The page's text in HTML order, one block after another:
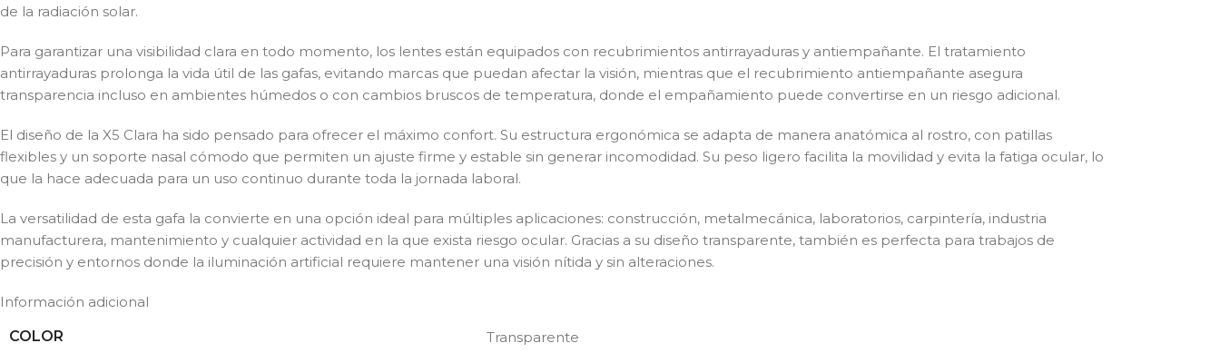
de la radiación solar.
Para garantizar una visibilidad clara en todo momento, los lentes están equipados con recubrimientos antirrayaduras y antiempañante. El tratamiento
antirrayaduras prolonga la vida útil de las gafas, evitando marcas que puedan afectar la visión, mientras que el recubrimiento antiempañante asegura
transparencia incluso en ambientes húmedos o con cambios bruscos de temperatura, donde el empañamiento puede convertirse en un riesgo adicional.
El diseño de la X5 Clara ha sido pensado para ofrecer el máximo confort. Su estructura ergonómica se adapta de manera anatómica al rostro, con patillas
flexibles y un soporte nasal cómodo que permiten un ajuste firme y estable sin generar incomodidad. Su peso ligero facilita la movilidad y evita la fatiga ocular, lo
que la hace adecuada para un uso continuo durante toda la jornada laboral.
La versatilidad de esta gafa la convierte en una opción ideal para múltiples aplicaciones: construcción, metalmecánica, laboratorios, carpintería, industria
manufacturera, mantenimiento y cualquier actividad en la que exista riesgo ocular. Gracias a su diseño transparente, también es perfecta para trabajos de
precisión y entornos donde la iluminación artificial requiere mantener una visión nítida y sin alteraciones.
Información adicional
COLOR
Transparente